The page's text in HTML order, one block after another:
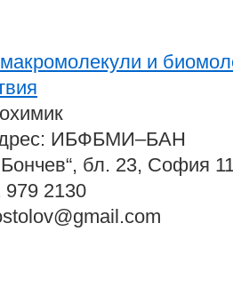
и
ИБФБМИ–БАН
бл. 23, София
2130